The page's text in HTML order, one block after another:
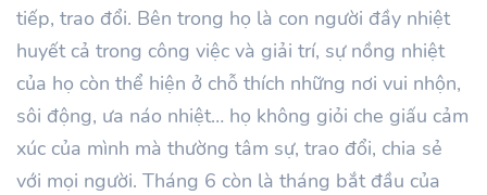
tiếp, trao đổi. Bên trong họ là con người đầy nhiệt
huyết cả trong công việc và giải trí, sự nồng nhiệt
của họ còn thể hiện ở chỗ thích những nơi vui nhộn,
sôi động, ưa náo nhiệt… họ không giỏi che giấu cảm
xúc của mình mà thường tâm sự, trao đổi, chia sẻ
với mọi người. Tháng 6 còn là tháng bắt đầu của